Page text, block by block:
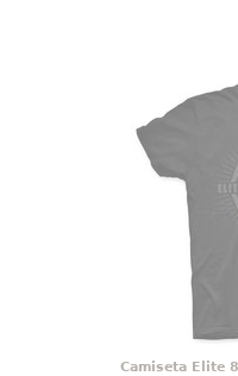
Camiseta
Fighters"
saga “Star
Camiseta Elite